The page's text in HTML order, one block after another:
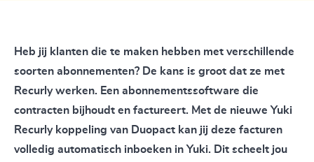
Heb jij klanten die te maken hebben met verschillende
soorten abonnementen? De kans is groot dat ze met
Recurly werken. Een abonnementssoftware die
contracten bijhoudt en factureert. Met de nieuwe Yuki
Recurly koppeling van Duopact kan jij deze facturen
volledig automatisch inboeken in Yuki. Dit scheelt jou